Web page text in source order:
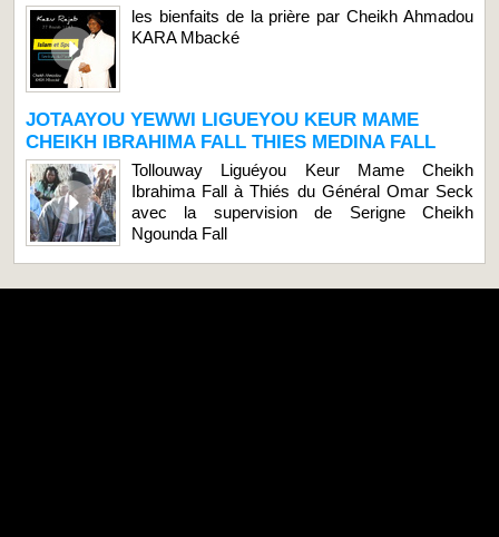
les bienfaits de la prière par Cheikh Ahmadou
KARA Mbacké
JOTAAYOU YEWWI LIGUEYOU KEUR MAME
CHEIKH IBRAHIMA FALL THIES MEDINA FALL
Tollouway Liguéyou Keur Mame Cheikh
Ibrahima Fall à Thiés du Général Omar Seck
avec la supervision de Serigne Cheikh
Ngounda Fall